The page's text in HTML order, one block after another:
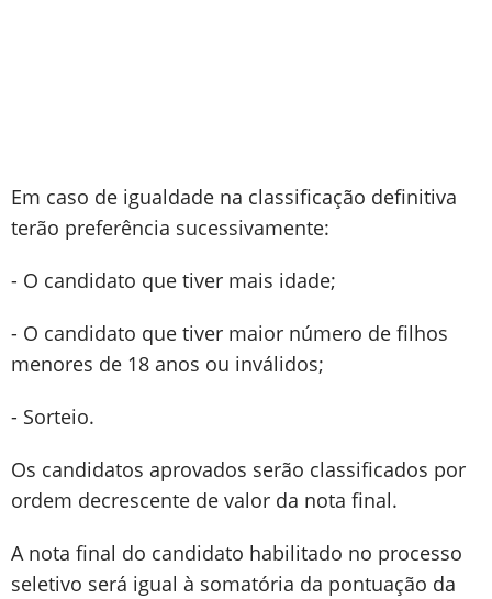
Em caso de igualdade na classificação definitiva
terão preferência sucessivamente:
- O candidato que tiver mais idade;
- O candidato que tiver maior número de filhos
menores de 18 anos ou inválidos;
- Sorteio.
Os candidatos aprovados serão classificados por
ordem decrescente de valor da nota final.
A nota final do candidato habilitado no processo
seletivo será igual à somatória da pontuação da